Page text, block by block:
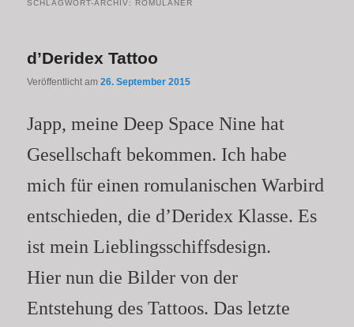
SCHLAGWORT-ARCHIV: ROMULANER
d’Deridex Tattoo
Veröffentlicht am26. September 2015
Japp, meine Deep Space Nine hat
Gesellschaft bekommen. Ich habe
mich für einen romulanischen Warbird
entschieden, die d’Deridex Klasse. Es
ist mein Lieblingsschiffsdesign.
Hier nun die Bilder von der
Entstehung des Tattoos. Das letzte